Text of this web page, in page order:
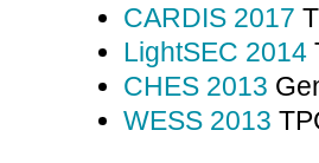
CARDIS 2017
LightSEC 2014
CHES 2013
WESS 2013